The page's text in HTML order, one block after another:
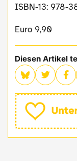
ISBN-13: 978-
Euro 9,90
Diesen Artikel